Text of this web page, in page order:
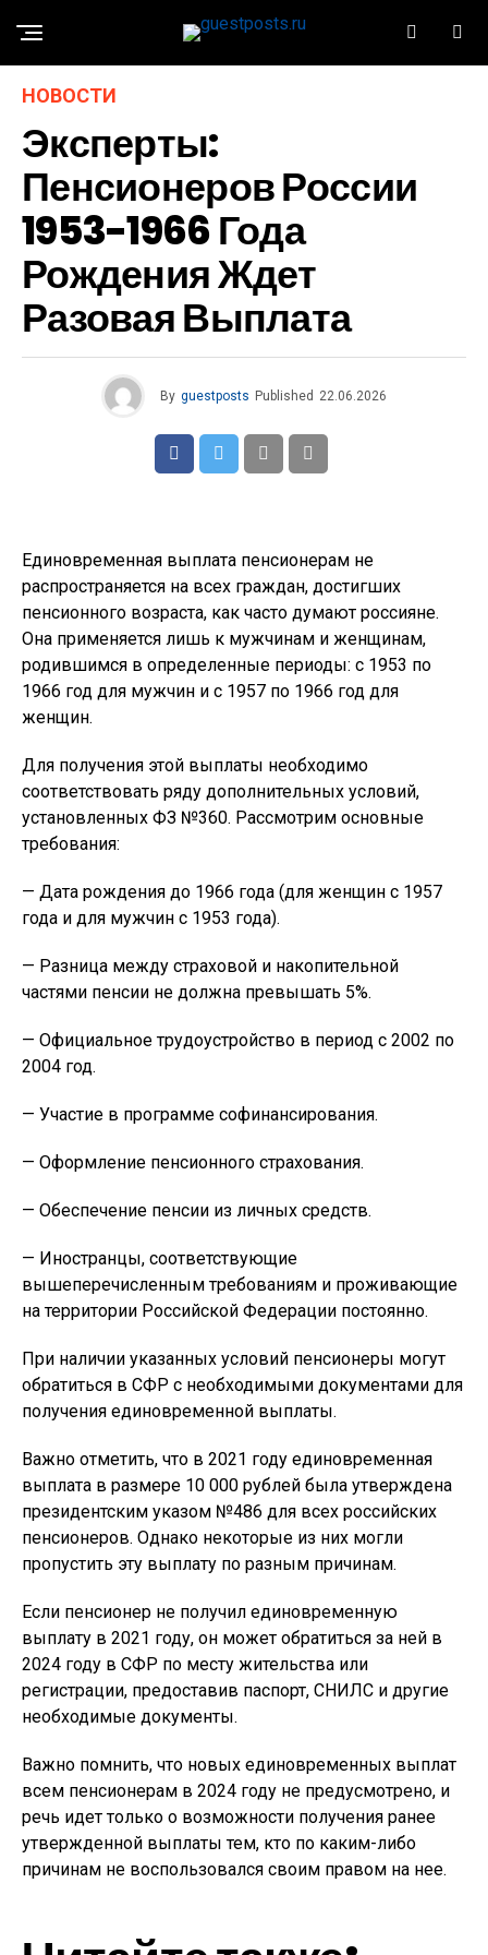
НОВОСТИ
Эксперты:
Пенсионеров России
1953-1966 Года
Рождения Ждет
Разовая Выплата
By guestposts Published 22.06.2026
Единовременная выплата пенсионерам не
распространяется на всех граждан, достигших
пенсионного возраста, как часто думают россияне.
Она применяется лишь к мужчинам и женщинам,
родившимся в определенные периоды: с 1953 по
1966 год для мужчин и с 1957 по 1966 год для
женщин.
Для получения этой выплаты необходимо
соответствовать ряду дополнительных условий,
установленных ФЗ №360. Рассмотрим основные
требования:
— Дата рождения до 1966 года (для женщин с 1957
года и для мужчин с 1953 года).
— Разница между страховой и накопительной
частями пенсии не должна превышать 5%.
— Официальное трудоустройство в период с 2002 по
2004 год.
— Участие в программе софинансирования.
— Оформление пенсионного страхования.
— Обеспечение пенсии из личных средств.
— Иностранцы, соответствующие
вышеперечисленным требованиям и проживающие
на территории Российской Федерации постоянно.
При наличии указанных условий пенсионеры могут
обратиться в СФР с необходимыми документами для
получения единовременной выплаты.
Важно отметить, что в 2021 году единовременная
выплата в размере 10 000 рублей была утверждена
президентским указом №486 для всех российских
пенсионеров. Однако некоторые из них могли
пропустить эту выплату по разным причинам.
Если пенсионер не получил единовременную
выплату в 2021 году, он может обратиться за ней в
2024 году в СФР по месту жительства или
регистрации, предоставив паспорт, СНИЛС и другие
необходимые документы.
Важно помнить, что новых единовременных выплат
всем пенсионерам в 2024 году не предусмотрено, и
речь идет только о возможности получения ранее
утвержденной выплаты тем, кто по каким-либо
причинам не воспользовался своим правом на нее.